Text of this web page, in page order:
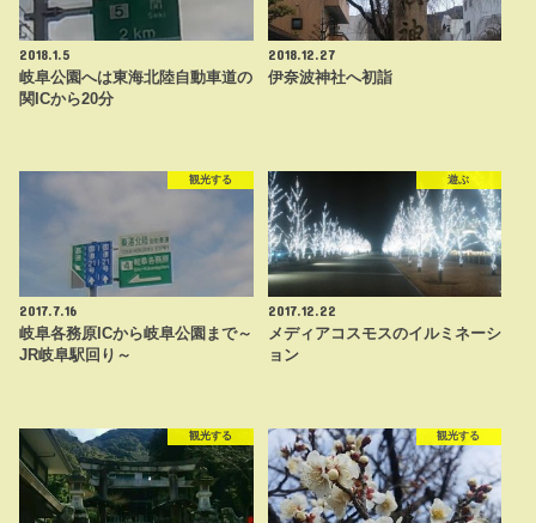
2018.1.5
岐阜公園へは東海北陸自動車道の
関ICから20分
2018.12.27
伊奈波神社へ初詣
観光する
2017.7.16
岐阜各務原ICから岐阜公園まで～
JR岐阜駅回り～
遊ぶ
2017.12.22
メディアコスモスのイルミネーシ
ョン
観光する 観光する